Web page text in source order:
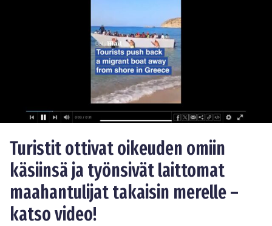
Turistit ottivat oikeuden omiin
käsiinsä ja työnsivät laittomat
maahantulijat takaisin merelle –
katso video!